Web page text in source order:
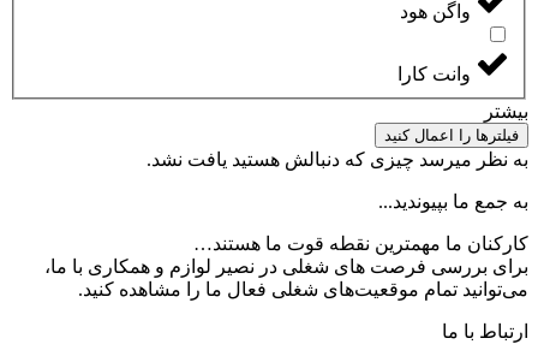
واگن هود
وانت کارا
بیشتر
فیلترها را اعمال کنید
به نظر میرسد چیزی که دنبالش هستید یافت نشد.
به جمع ما بپیوندید...
کارکنان ما مهمترین نقطه قوت ما هستند…
برای بررسی فرصت های شغلی در نصیر لوازم و همکاری با ما،
می‌توانید تمام موقعیت‌های شغلی فعال ما را مشاهده کنید.
ارتباط با ما